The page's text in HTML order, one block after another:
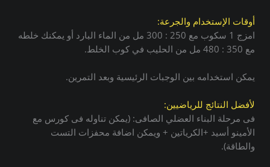
أوقات الإستخدام والجرعة:
امزج 1 سكوب مع 250 : 300 مل من الماء البارد أو يمكنك خلطه
مع 350 : 480 مل من الحليب في كوب الخلط.
يمكن استخدامه بين الوجبات الرئيسية وبعد التمرين.
لأفضل النتائج للرياضيين:
فى مرحلة البناء العضلي الصافى: (يمكن تناوله فى كورس مع
الأمينو أسيد +الكرياتين + ويمكن اضافة محفزات التست
والطاقة).